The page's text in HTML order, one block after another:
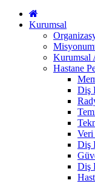
Kurumsal
Kurumsal
Hastane
Diş
Veri
Diş
Diş